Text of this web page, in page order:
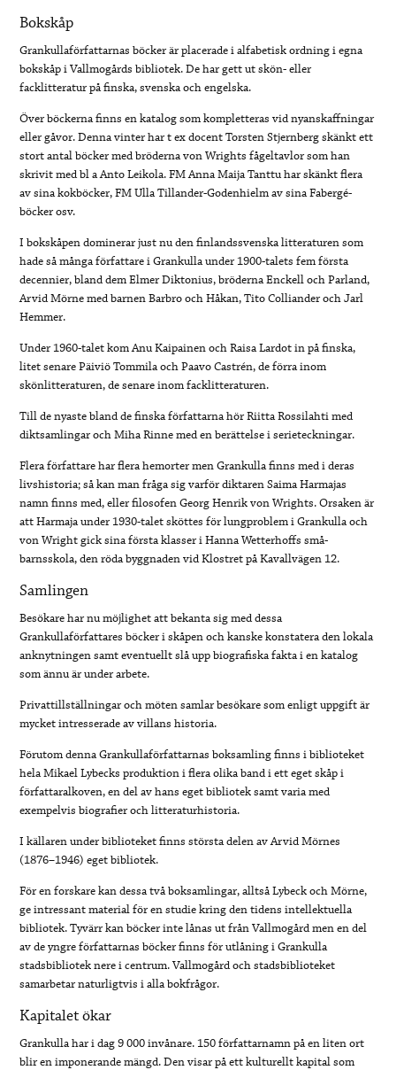
Bokskåp
Grankullaförfattarnas böcker är placerade i alfabetisk ordning i egna
bokskåp i Vallmogårds bibliotek. De har gett ut skön- eller
facklitteratur på finska, svenska och engelska.
Över böckerna finns en katalog som kompletteras vid nyanskaffningar
eller gåvor. Denna vinter har t ex docent Torsten Stjernberg skänkt ett
stort antal böcker med bröderna von Wrights fågeltavlor som han
skrivit med bl a Anto Leikola. FM Anna Maija Tanttu har skänkt flera
av sina kokböcker, FM Ulla Tillander-Godenhielm av sina Fabergé-
böcker osv.
I bokskåpen dominerar just nu den finlandssvenska litteraturen som
hade så många författare i Grankulla under 1900-talets fem första
decennier, bland dem Elmer Diktonius, bröderna Enckell och Parland,
Arvid Mörne med barnen Barbro och Håkan, Tito Colliander och Jarl
Hemmer.
Under 1960-talet kom Anu Kaipainen och Raisa Lardot in på finska,
litet senare Päiviö Tommila och Paavo Castrén, de förra inom
skönlitteraturen, de senare inom facklitteraturen.
Till de nyaste bland de finska författarna hör Riitta Rossilahti med
diktsamlingar och Miha Rinne med en berättelse i serieteckningar.
Flera författare har flera hemorter men Grankulla finns med i deras
livshistoria; så kan man fråga sig varför diktaren Saima Harmajas
namn finns med, eller filosofen Georg Henrik von Wrights. Orsaken är
att Harmaja under 1930-talet sköttes för lungproblem i Grankulla och
von Wright gick sina första klasser i Hanna Wetterhoffs små-
barnsskola, den röda byggnaden vid Klostret på Kavallvägen 12.
Samlingen
Besökare har nu möjlighet att bekanta sig med dessa
Grankullaförfattares böcker i skåpen och kanske konstatera den lokala
anknytningen samt eventuellt slå upp biografiska fakta i en katalog
som ännu är under arbete.
Privattillställningar och möten samlar besökare som enligt uppgift är
mycket intresserade av villans historia.
Förutom denna Grankullaförfattarnas boksamling finns i biblioteket
hela Mikael Lybecks produktion i flera olika band i ett eget skåp i
författaralkoven, en del av hans eget bibliotek samt varia med
exempelvis biografier och litteraturhistoria.
I källaren under biblioteket finns största delen av Arvid Mörnes
(1876–1946) eget bibliotek.
För en forskare kan dessa två boksamlingar, alltså Lybeck och Mörne,
ge intressant material för en studie kring den tidens intellektuella
bibliotek. Tyvärr kan böcker inte lånas ut från Vallmogård men en del
av de yngre författarnas böcker finns för utlåning i Grankulla
stadsbibliotek nere i centrum. Vallmogård och stadsbiblioteket
samarbetar naturligtvis i alla bokfrågor.
Kapitalet ökar
Grankulla har i dag 9 000 invånare. 150 författarnamn på en liten ort
blir en imponerande mängd. Den visar på ett kulturellt kapital som